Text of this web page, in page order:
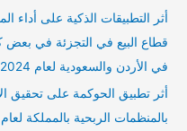
أثر التطبيقات الذكية على أداء
قطاع البيع في التجزئة في بعض
في الأردن والسعودية لعام 2024
أثر تطبيق الحوكمة على تحقيق
بالمنظمات الربحية بالمملكة لعام 2023 – 2024